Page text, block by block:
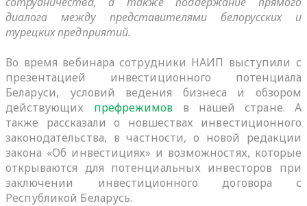
диалога между представителями белорусских и
турецких предприятий.
Во время вебинара сотрудники НАИП выступили с
презентацией инвестиционного потенциала
Беларуси, условий ведения бизнеса и обзором
действующих префрежимов в нашей стране. А
также рассказали о новшествах инвестиционного
законодательства, в частности, о новой редакции
закона «Об инвестициях» и возможностях, которые
открываются для потенциальных инвесторов при
заключении инвестиционного договора с
Республикой Беларусь.